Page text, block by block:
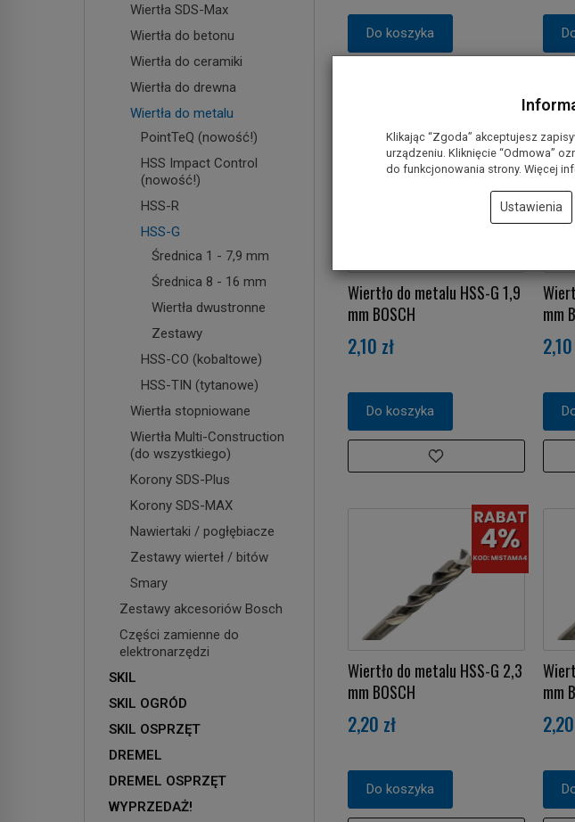
Do koszyka
Wiertło do metalu HSS-G 1,9
mm BOSCH
2,10 zł
Do koszyka
mm
Wiertło do metalu HSS-G 2,3
mm BOSCH
2,20 zł
Do koszyka
mm
Wiertła SDS-Max
Wiertła do betonu
Wiertła do ceramiki
Wiertła do drewna
Wiertła do metalu
PointTeQ (nowość!)
HSS Impact Control
(nowość!)
HSS-R
HSS-G
Średnica 1 - 7,9 mm
Średnica 8 - 16 mm
Wiertła dwustronne
Zestawy
HSS-CO (kobaltowe)
HSS-TIN (tytanowe)
Wiertła stopniowane
Wiertła Multi-Construction
(do wszystkiego)
Korony SDS-Plus
Korony SDS-MAX
Nawiertaki / pogłębiacze
Zestawy wierteł / bitów
Smary
Zestawy akcesoriów Bosch
Części zamienne do
elektronarzędzi
SKIL
SKIL OGRÓD
SKIL OSPRZĘT
DREMEL
DREMEL OSPRZĘT
WYPRZEDAŻ!
Klikając “Zgoda” akceptujesz
urządzeniu. Kliknięcie “Odmowa”
do funkcjonowania strony. Więcej
Ustawienia